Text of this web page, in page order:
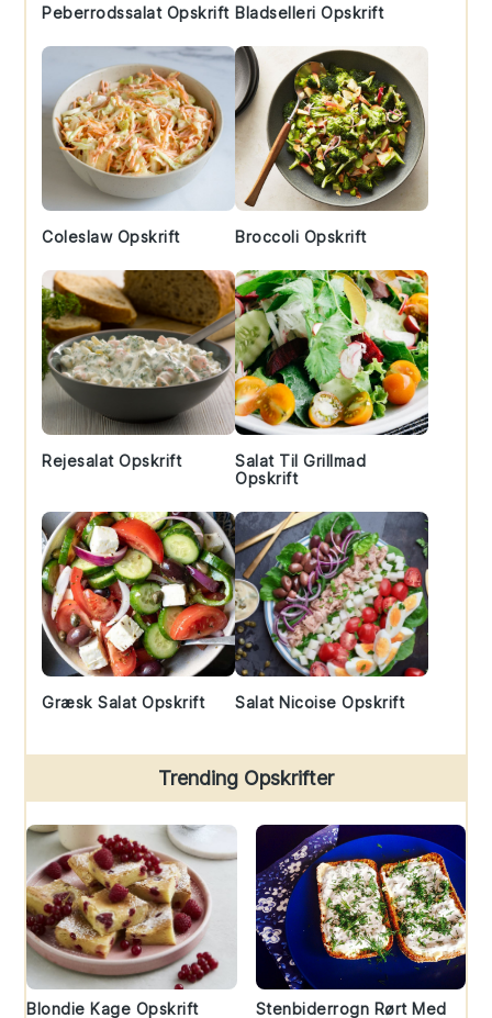
Peberrodssalat Opskrift Bladselleri Opskrift
Coleslaw Opskrift Broccoli Opskrift
Rejesalat Opskrift
Salat Til Grillmad
Opskrift
Græsk Salat Opskrift Salat Nicoise Opskrift
Trending Opskrifter
Blondie Kage Opskrift
Stenbiderrogn Rørt Med